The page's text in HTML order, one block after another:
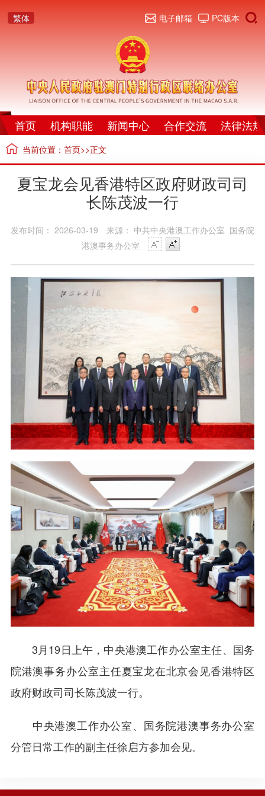
繁体 PC版本
电子邮箱
首页 机构职能 新闻中心 合作交流 法律法规
当前位置： 首页>>正文
夏宝龙会见香港特区政府财政司司
长陈茂波一行
发布时间： 2026-03-19
来源： 中共中央港澳工作办公室 国务院
港澳事务办公室
3月19日上午，中央港澳工作办公室主任、国务
院港澳事务办公室主任夏宝龙在北京会见香港特区
政府财政司司长陈茂波一行。
中央港澳工作办公室、国务院港澳事务办公室
分管日常工作的副主任徐启方参加会见。